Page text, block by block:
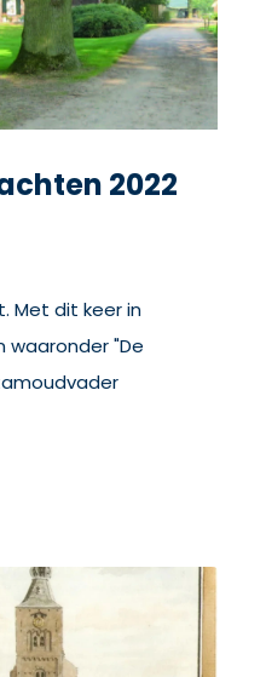
2022
Met dit keer in
"De